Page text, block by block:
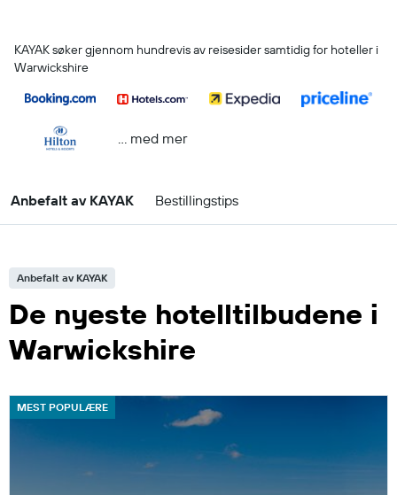
KAYAK søker gjennom hundrevis av reisesider samtidig for hoteller i
Warwickshire
… med mer
Anbefalt av KAYAK Bestillingstips
Anbefalt av KAYAK
De nyeste hotelltilbudene i
Warwickshire
MEST POPULÆRE